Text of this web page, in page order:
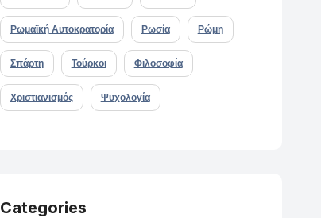
Ρωμαϊκή Αυτοκρατορία Ρωσία Ρώμη
Σπάρτη Τούρκοι Φιλοσοφία
Χριστιανισμός Ψυχολογία
Categories